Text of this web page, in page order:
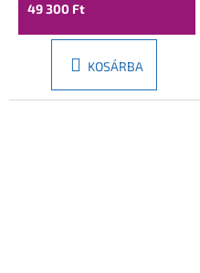
49 300 Ft
KOSÁRBA